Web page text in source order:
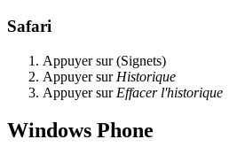
Safari
Appuyer sur(Signets)
Appuyer sur Historique
Appuyer sur Effacer l'historique
Windows Phone